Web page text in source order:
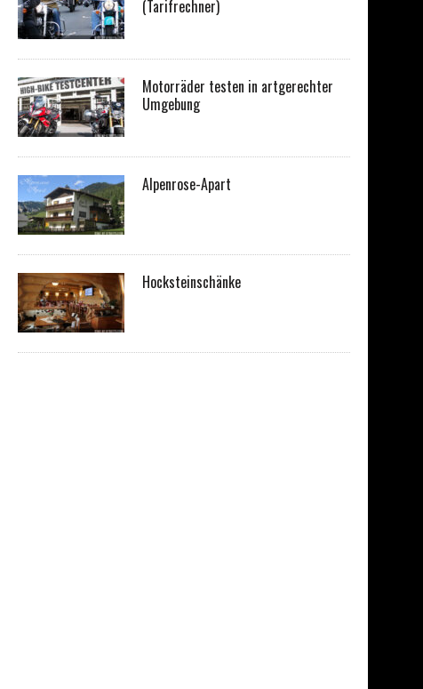
(Tarifrechner)
Motorräder testen in artgerechter
Umgebung
Alpenrose-Apart
Hocksteinschänke